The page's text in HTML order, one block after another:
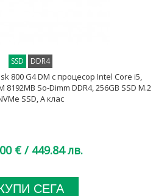
SSD DDR4
800 G4 DM с процесор Intel Core i5,
8192MB So-Dimm DDR4, 256GB SSD M.2
SSD, А клас
€ / 449.84 лв.
СЕГА